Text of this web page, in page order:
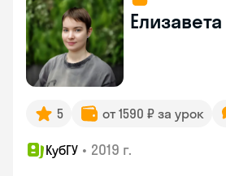
Елизавета
5 от 1590 ₽ за урок
КубГУ • 2019 г.